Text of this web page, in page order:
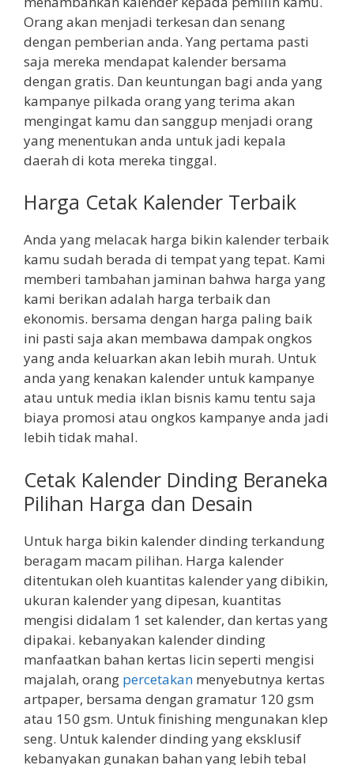
Orang akan menjadi terkesan dan senang
dengan pemberian anda. Yang pertama pasti
saja mereka mendapat kalender bersama
dengan gratis. Dan keuntungan bagi anda yang
kampanye pilkada orang yang terima akan
mengingat kamu dan sanggup menjadi orang
yang menentukan anda untuk jadi kepala
daerah di kota mereka tinggal.
Harga Cetak Kalender Terbaik
Anda yang melacak harga bikin kalender terbaik
kamu sudah berada di tempat yang tepat. Kami
memberi tambahan jaminan bahwa harga yang
kami berikan adalah harga terbaik dan
ekonomis. bersama dengan harga paling baik
ini pasti saja akan membawa dampak ongkos
yang anda keluarkan akan lebih murah. Untuk
anda yang kenakan kalender untuk kampanye
atau untuk media iklan bisnis kamu tentu saja
biaya promosi atau ongkos kampanye anda jadi
lebih tidak mahal.
Cetak Kalender Dinding Beraneka
Pilihan Harga dan Desain
Untuk harga bikin kalender dinding terkandung
beragam macam pilihan. Harga kalender
ditentukan oleh kuantitas kalender yang dibikin,
ukuran kalender yang dipesan, kuantitas
mengisi didalam 1 set kalender, dan kertas yang
dipakai. kebanyakan kalender dinding
manfaatkan bahan kertas licin seperti mengisi
majalah, orang percetakan menyebutnya kertas
artpaper, bersama dengan gramatur 120 gsm
atau 150 gsm. Untuk finishing mengunakan klep
seng. Untuk kalender dinding yang eksklusif
kebanyakan gunakan bahan yang lebih tebal